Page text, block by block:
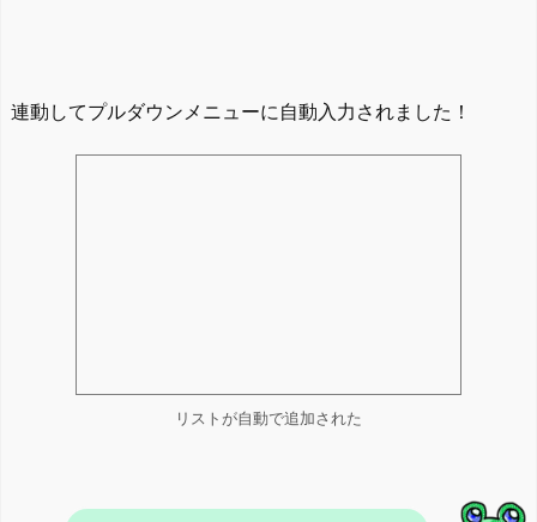
連動してプルダウンメニューに自動入力されました！
リストが自動で追加された